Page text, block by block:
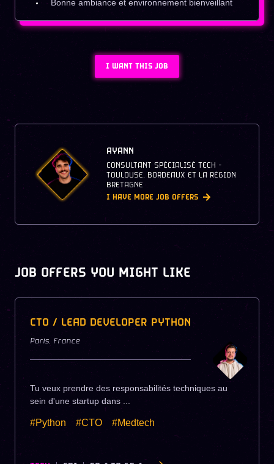
Bonne ambiance et environnement bienveillant
I WANT THIS JOB
AYANN
CONSULTANT SPÉCIALISÉ TECH -
TOULOUSE, BORDEAUX ET LA RÉGION
BRETAGNE
I HAVE MORE JOB OFFERS
JOB OFFERS YOU MIGHT LIKE
CTO / LEAD DEVELOPER PYTHON
Paris, France
Tu veux prendre des responsabilités techniques au
sein d'une startup dans ...
#Python #CTO #Medtech